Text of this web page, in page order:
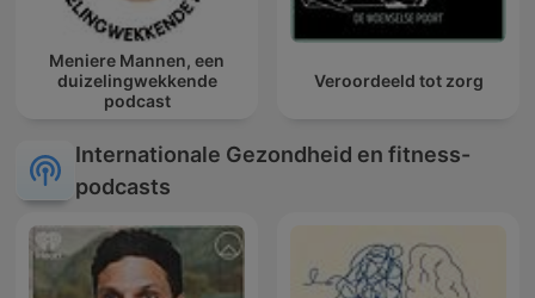
Meniere Mannen, een
duizelingwekkende
podcast
Veroordeeld tot zorg
Internationale Gezondheid en fitness-
podcasts